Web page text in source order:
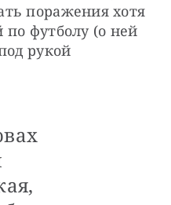
поражения хотя
по футболу (о ней
рукой